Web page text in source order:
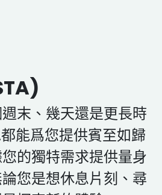
末、幾天還是更長時
能爲您提供賓至如歸
的獨特需求提供量身
您是想休息片刻、尋